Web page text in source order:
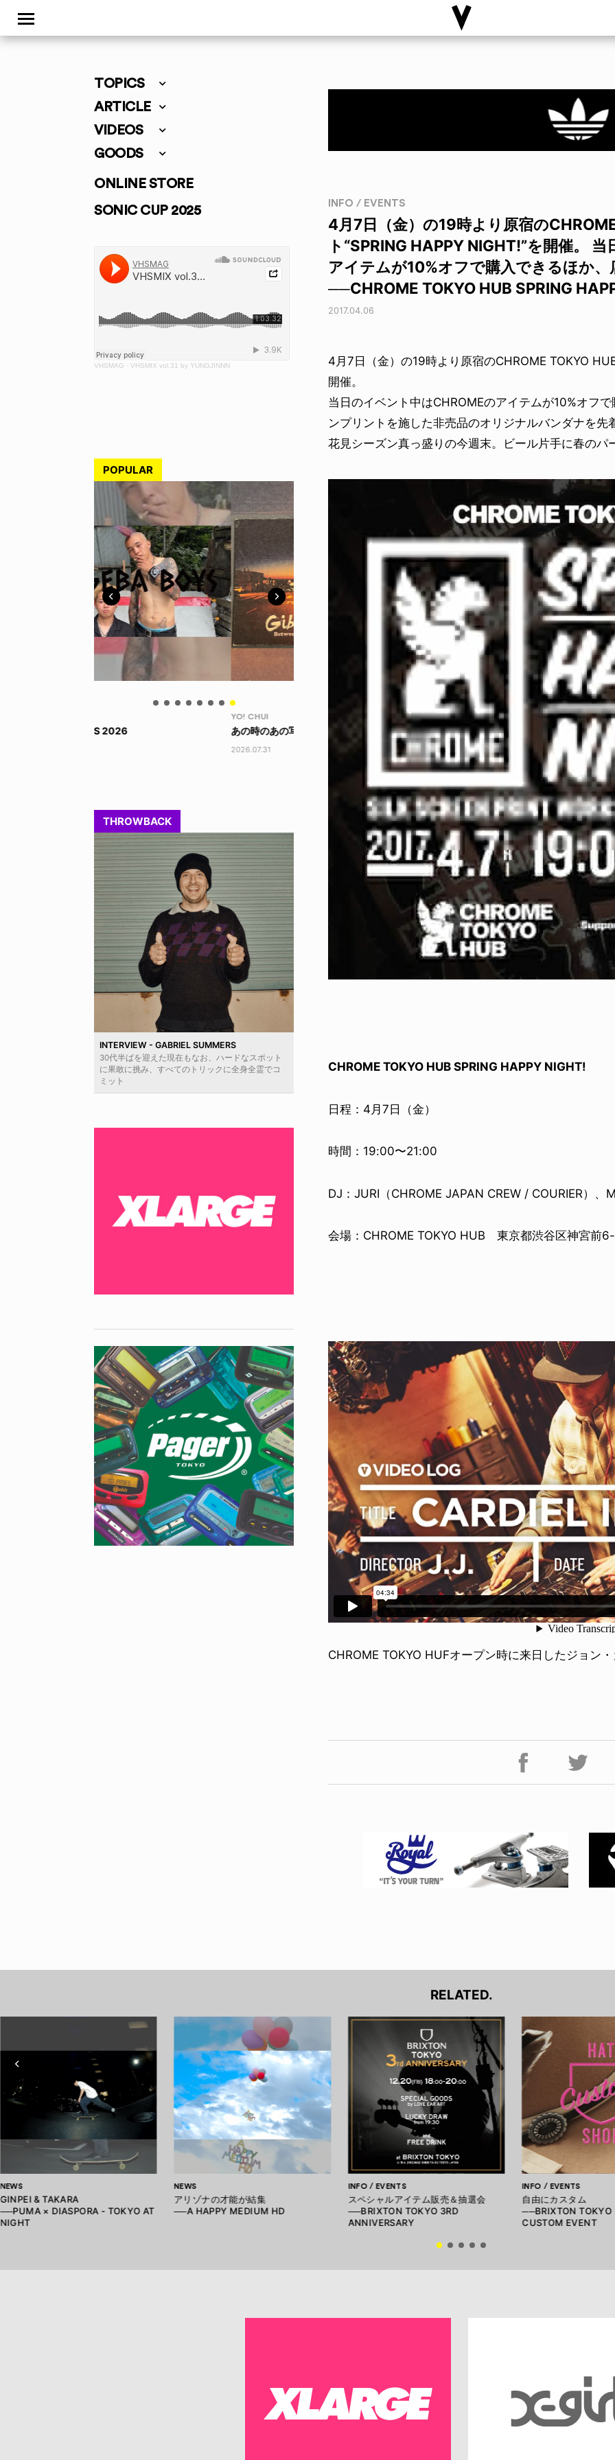
TOPICS
ARTICLE
VIDEOS
GOODS
ONLINE STORE
SONIC CUP 2025
VHSMAG · VHSMIX vol.31 by YUNGJINNN
POPULAR
あの時のあの写真 KAYA SAKAKIBARA / 榊原佳耶
THROWBACK
INTERVIEW - GABRIEL SUMMERS
30代半ばを迎えた現在もなお、ハードなスポット
に果敢に挑み、すべてのトリックに全身全霊でコ
ミット
INFO / EVENTS
4月7日（金）の19時より原宿の
ト“SPRING HAPPY NIGHT!”を開催。
アイテムが10%オフで購入できるほか
──CHROME TOKYO HUB SPRING
2017.04.06
4月7日（金）の19時より原宿のCHROME TOKYO
開催。
当日のイベント中はCHROMEのアイテムが10%オフ
ンプリントを施した非売品のオリジナルバンダナを先
花見シーズン真っ盛りの今週末。ビール片手に春のパ
CHROME TOKYO HUB SPRING HAPPY NIGHT!
日程：4月7日（金）
時間：19:00〜21:00
DJ：JURI（CHROME JAPAN CREW / COURIER）、
会場：CHROME TOKYO HUB 東京都渋谷区神宮前
CHROME TOKYO HUFオープン時に来日したジョン
RELATED.
NEWS
GINPEI & TAKARA
──PUMA × DIASPORA - TOKYO AT
NIGHT
NEWS
アリゾナの才能が結集
──A HAPPY MEDIUM HD
INFO / EVENTS
スペシャルアイテム販売＆抽選会
──BRIXTON TOKYO 3RD
ANNIVERSARY
INFO / EVENTS
自由にカスタム
──BRIXTON TOKYO
CUSTOM EVENT